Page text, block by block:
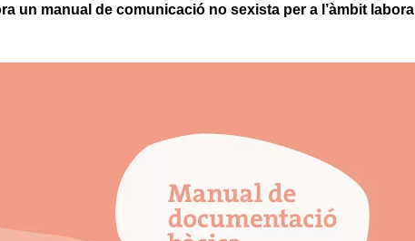
un manual de comunicació no sexista per a l’àmbit laboral